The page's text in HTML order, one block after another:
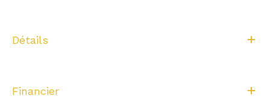
Détails
Financier